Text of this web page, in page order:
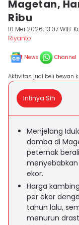
Magetan,
Ribu
10 Mei 2026, 13:07 WIB
Riyanto
News Channel
Aktivitas jual beli hewan
Intinya Sih
Menjelang
domba di
peternak
ekor.
Harga
per ekor
tahun lalu,
menurun